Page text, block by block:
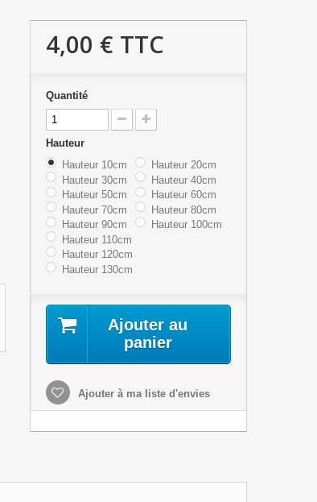
4,00 € TTC
Quantité
Hauteur
Hauteur 10cm
Hauteur 20cm
Hauteur 30cm
Hauteur 40cm
Hauteur 50cm
Hauteur 60cm
Hauteur 70cm
Hauteur 80cm
Hauteur 90cm
Hauteur 100cm
Hauteur 110cm
Hauteur 120cm
Hauteur 130cm
Ajouter au
panier
Ajouter à ma liste d'envies